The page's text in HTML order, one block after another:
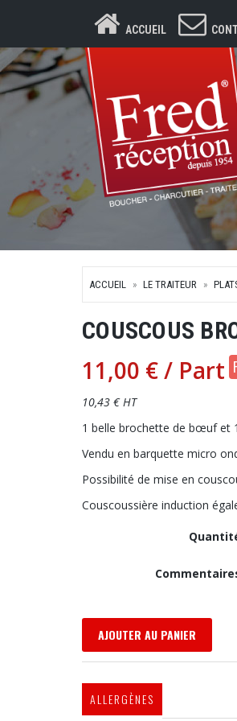
ACCUEIL
ACCUEIL LE TRAITEUR
COUSCOUS
11,00 €/ Part
10,43 € HT
1 belle brochette de bœuf et
Vendu en barquette micro
Possibilité de mise en
Couscoussière induction
AJOUTER AU PANIER
ALLERGÈNES